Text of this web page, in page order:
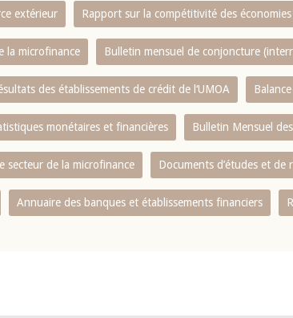
extérieur Rapport sur la compétitivité des économies
la microfinance Bulletin mensuel de conjoncture
des établissements de crédit de l‘UMOA
monétaires et financières Bulletin Mensuel
secteur de la microfinance Documents d’études et de
Annuaire des banques et établissements financiers